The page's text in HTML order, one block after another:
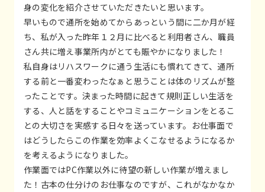
身の変化を紹介させていただきたいと思います。
早いもので通所を始めてからあっという間に二か月が経
ち、私が入った昨年１２月に比べると利用者さん、職員
さん共に増え事業所内がとても賑やかになりました！
私自身はリハスワークに通う生活にも慣れてきて、通所
する前と一番変わったなぁと思うことは体のリズムが整
ったことです。決まった時間に起きて規則正しい生活を
する、人と話をすることやコミュニケーションをとるこ
との大切さを実感する日々を送っています。お仕事面で
はどうしたらこの作業を効率よくこなせるようになるか
を考えるようになりました。
作業面ではPC作業以外に待望の新しい作業が増えまし
た！古本の仕分けのお仕事なのですが、これがなかなか